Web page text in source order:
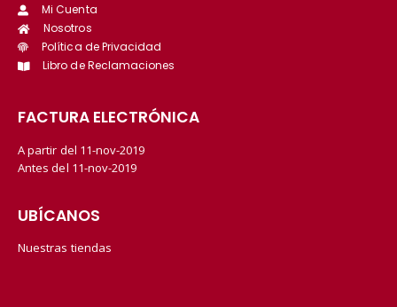
Mi Cuenta
Nosotros
Política de Privacidad
Libro de Reclamaciones
FACTURA ELECTRÓNICA
A partir del 11-nov-2019
Antes del 11-nov-2019
UBÍCANOS
Nuestras tiendas